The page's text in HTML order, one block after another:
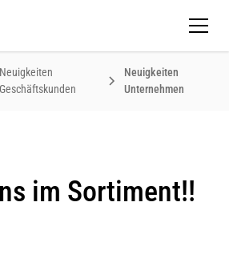
Neuigkeiten
Geschäftskunden
Neuigkeiten
Unternehmen
im Sortiment!!